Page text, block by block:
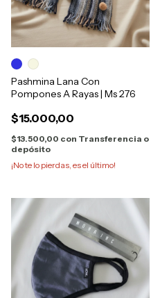
Pashmina Lana Con
Pompones A Rayas | Ms 276
$15.000,00
$13.500,00 con Transferencia o
depósito
¡No te lo pierdas, es el último!